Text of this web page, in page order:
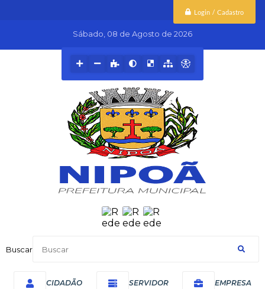
Login / Cadastro
Buscar
CIDADÃO SERVIDOR EMPRESA
Sábado 08 de Agosto de 2026